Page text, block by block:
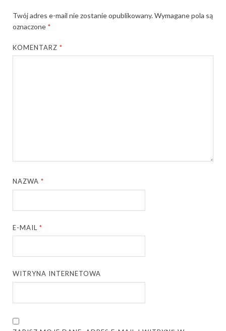
Twój adres e-mail nie zostanie opublikowany.Wymagane pola są
oznaczone *
KOMENTARZ*
NAZWA*
E-MAIL*
WITRYNA INTERNETOWA